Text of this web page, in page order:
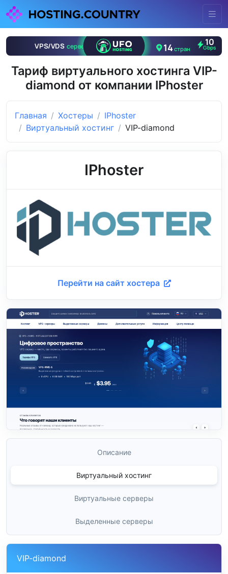
Тариф виртуального хостинга VIP-
diamond от компании IPhoster
Главная Хостеры
IPhoster
Виртуальный хостинг
VIP-diamond
IPhoster
Перейти на сайт хостера
Описание
Виртуальный хостинг
Виртуальные серверы
Выделенные серверы
VIP-diamond